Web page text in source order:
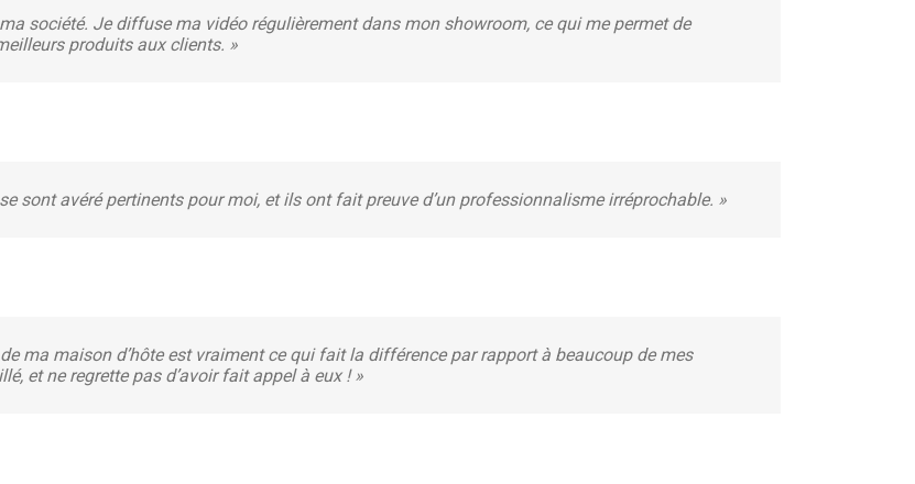
société. Je diffuse ma vidéo régulièrement dans mon showroom, ce qui me permet de
produits aux clients. »
sont avéré pertinents pour moi, et ils ont fait preuve d’un professionnalisme irréprochable. »
ma maison d’hôte est vraiment ce qui fait la différence par rapport à beaucoup de mes
et ne regrette pas d’avoir fait appel à eux ! »